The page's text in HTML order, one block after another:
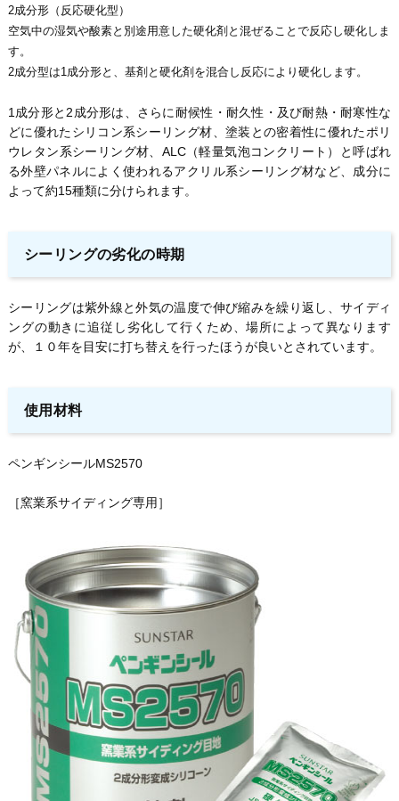
2成分形（反応硬化型）
空気中の湿気や酸素と別途用意した硬化剤と混ぜることで反応し硬化しま
す。
2成分型は1成分形と、基剤と硬化剤を混合し反応により硬化します。
1成分形と2成分形は、さらに耐候性・耐久性・及び耐熱・耐寒性な
どに優れたシリコン系シーリング材、塗装との密着性に優れたポリ
ウレタン系シーリング材、ALC（軽量気泡コンクリート）と呼ばれ
る外壁パネルによく使われるアクリル系シーリング材など、成分に
よって約15種類に分けられます。
シーリングの劣化の時期
シーリングは紫外線と外気の温度で伸び縮みを繰り返し、サイディ
ングの動きに追従し劣化して行くため、場所によって異なります
が、１０年を目安に打ち替えを行ったほうが良いとされています。
使用材料
ペンギンシールMS2570
［窯業系サイディング専用］